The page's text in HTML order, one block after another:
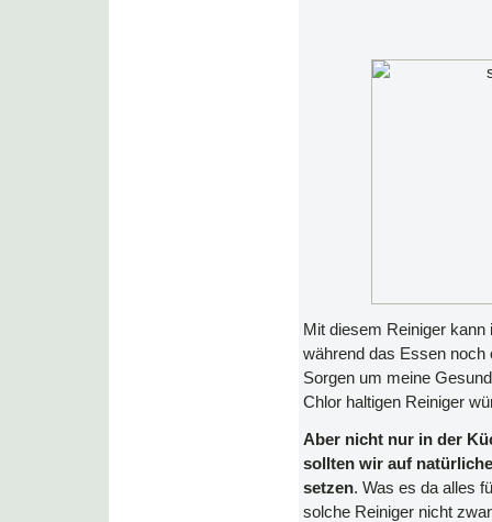
Mit diesem Reiniger
während das Essen noch
Sorgen um meine
Chlor haltigen Reiniger
Aber nicht nur in der
sollten wir auf
setzen. Was es da alles
solche Reiniger nicht